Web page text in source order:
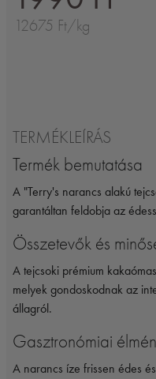
12675 Ft/kg
TERMÉKLEÍRÁS
Termék bemutatása
A "Terry's narancs alakú
garantáltan feldobja az
Összetevők és
A tejcsoki prémium
melyek gondoskodnak az
állagról.
Gasztronómiai
A narancs íze frissen édes